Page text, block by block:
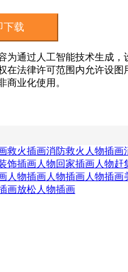
下载
为通过人工智能技术生成，
在法律许可范围内允许设图
商业化使用。
救火插画消防救火人物插画
饰插画人物回家插画人物赶
人物插画人物插画人物插画
画放松人物插画